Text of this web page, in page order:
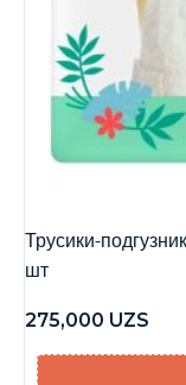
Трусики-
шт
275,000 UZS